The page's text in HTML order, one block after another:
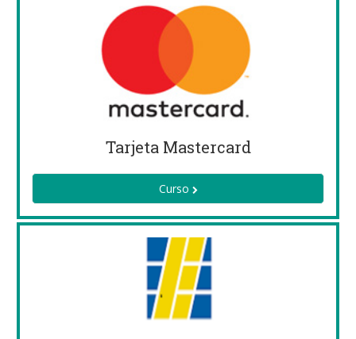
Tarjeta Mastercard
Curso